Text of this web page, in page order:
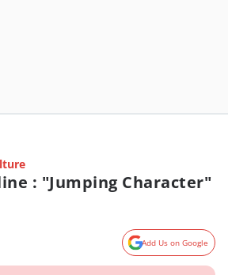
: "Jumping Character"
Add Us on Google